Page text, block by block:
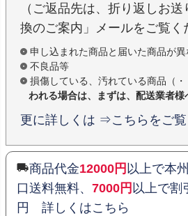
（ご返品先は、折り返しお
換のご案内」メールをご覧く
申し込まれた商品と届いた商品が
不良品等
損傷している、汚れている商品（・
われる場合は、まずは、配送業者
更に詳しくは ⇒こちらをご覧
商品代金12000円 以上で本
口送料無料、 7000円 以上で割
円 詳しくはこちら